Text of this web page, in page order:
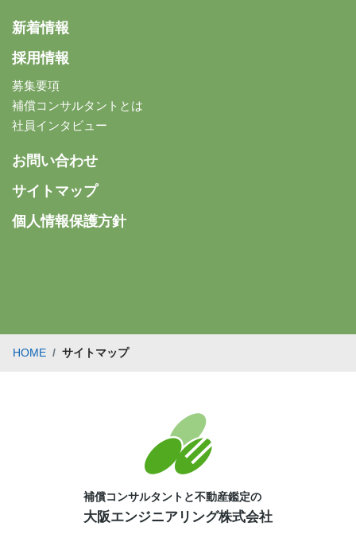
新着情報
採用情報
募集要項
補償コンサルタントとは
社員インタビュー
お問い合わせ
サイトマップ
個人情報保護方針
HOME サイトマップ
補償コンサルタントと不動産鑑定の
大阪エンジニアリング株式会社